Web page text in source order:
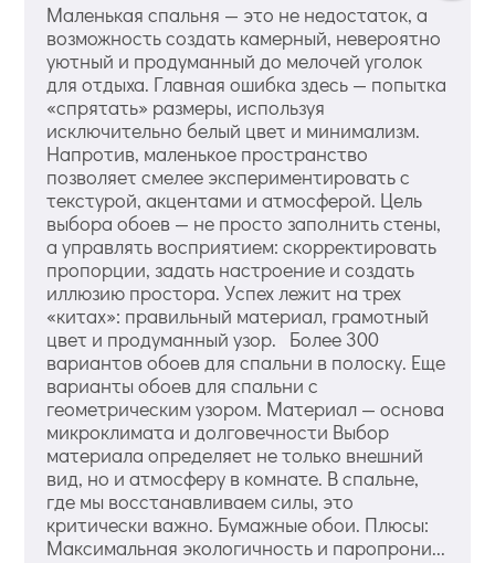
Маленькая спальня — это не недостаток, а
возможность создать камерный, невероятно
уютный и продуманный до мелочей уголок
для отдыха. Главная ошибка здесь — попытка
«спрятать» размеры, используя
исключительно белый цвет и минимализм.
Напротив, маленькое пространство
позволяет смелее экспериментировать с
текстурой, акцентами и атмосферой. Цель
выбора обоев — не просто заполнить стены,
а управлять восприятием: скорректировать
пропорции, задать настроение и создать
иллюзию простора. Успех лежит на трех
«китах»: правильный материал, грамотный
цвет и продуманный узор. Более 300
вариантов обоев для спальни в полоску. Еще
варианты обоев для спальни с
геометрическим узором. Материал — основа
микроклимата и долговечности Выбор
материала определяет не только внешний
вид, но и атмосферу в комнате. В спальне,
где мы восстанавливаем силы, это
критически важно. Бумажные обои. Плюсы:
Максимальная экологичность и паропрони...